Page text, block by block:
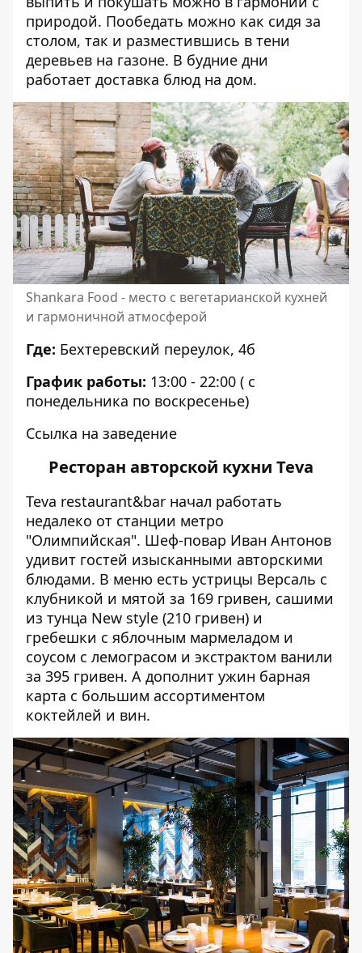
природой. Пообедать можно как сидя за
столом, так и разместившись в тени
деревьев на газоне. В будние дни
работает доставка блюд на дом.
Shankara Food - место с вегетарианской кухней
и гармоничной атмосферой
Где: Бехтеревский переулок, 4б
График работы: 13:00 - 22:00 ( с
понедельника по воскресенье)
Ссылка на заведение
Ресторан авторской кухни Teva
Teva restaurant&bar начал работать
недалеко от станции метро
"Олимпийская". Шеф-повар Иван Антонов
удивит гостей изысканными авторскими
блюдами. В меню есть устрицы Версаль с
клубникой и мятой за 169 гривен, сашими
из тунца New style (210 гривен) и
гребешки с яблочным мармеладом и
соусом с лемограсом и экстрактом ванили
за 395 гривен. А дополнит ужин барная
карта с большим ассортиментом
коктейлей и вин.